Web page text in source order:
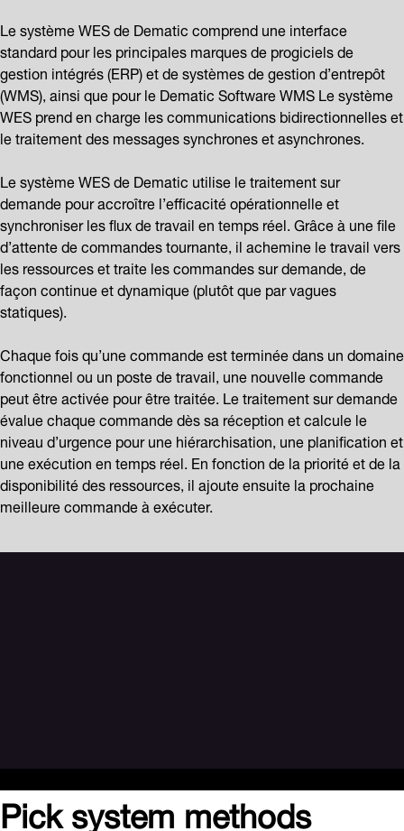
Le système WES de Dematic comprend une interface
standard pour les principales marques de progiciels de
gestion intégrés (ERP) et de systèmes de gestion d’entrepôt
(WMS), ainsi que pour le Dematic Software WMS Le système
WES prend en charge les communications bidirectionnelles et
le traitement des messages synchrones et asynchrones.
Le système WES de Dematic utilise le traitement sur
demande pour accroître l’efficacité opérationnelle et
synchroniser les flux de travail en temps réel. Grâce à une file
d’attente de commandes tournante, il achemine le travail vers
les ressources et traite les commandes sur demande, de
façon continue et dynamique (plutôt que par vagues
statiques).
Chaque fois qu’une commande est terminée dans un domaine
fonctionnel ou un poste de travail, une nouvelle commande
peut être activée pour être traitée. Le traitement sur demande
évalue chaque commande dès sa réception et calcule le
niveau d’urgence pour une hiérarchisation, une planification et
une exécution en temps réel. En fonction de la priorité et de la
disponibilité des ressources, il ajoute ensuite la prochaine
meilleure commande à exécuter.
Pick system methods